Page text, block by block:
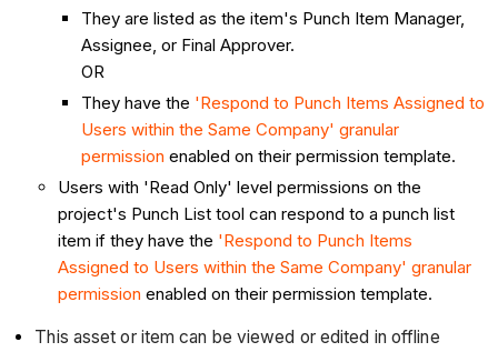
They are listed as the item's Punch Item Manager,
Assignee, or Final Approver.
OR
They have the 'Respond to Punch Items Assigned to
Users within the Same Company' granular
permission enabled on their permission template.
Users with 'Read Only' level permissions on the
project's Punch List tool can respond to a punch list
item if they have the 'Respond to Punch Items
Assigned to Users within the Same Company' granular
permission enabled on their permission template.
This asset or item can be viewed or edited in offline